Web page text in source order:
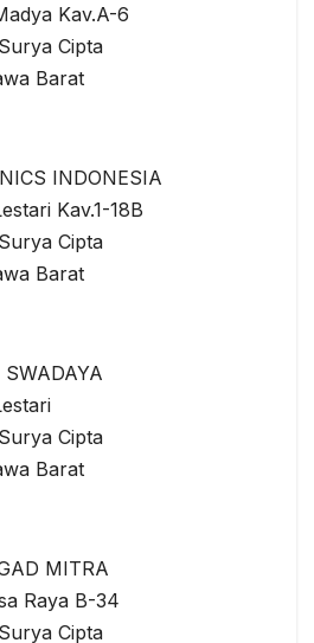
Kav.A-6
Cipta
Barat
INDONESIA
Kav.1-18B
Cipta
Barat
Cipta
Barat
MITRA
Raya B-34
Cipta